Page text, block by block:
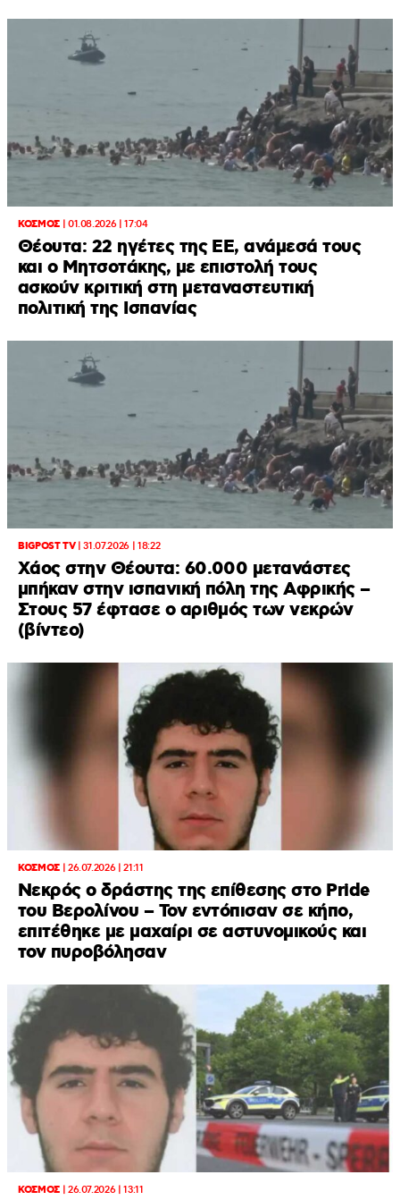
ΚΟΣΜΟΣ| 01.08.2026 | 17:04
Θέουτα: 22 ηγέτες της ΕΕ, ανάμεσά τους
και ο Μητσοτάκης, με επιστολή τους
ασκούν κριτική στη μεταναστευτική
πολιτική της Ισπανίας
BIGPOST TV|31.07.2026 | 18:22
Xάος στην Θέουτα: 60.000 μετανάστες
μπήκαν στην ισπανική πόλη της Αφρικής –
Στους 57 έφτασε ο αριθμός των νεκρών
(βίντεο)
ΚΟΣΜΟΣ| 26.07.2026 | 21:11
Νεκρός ο δράστης της επίθεσης στο Pride
του Βερολίνου – Τον εντόπισαν σε κήπο,
επιτέθηκε με μαχαίρι σε αστυνομικούς και
τον πυροβόλησαν
ΚΟΣΜΟΣ| 26.07.2026 | 13:11